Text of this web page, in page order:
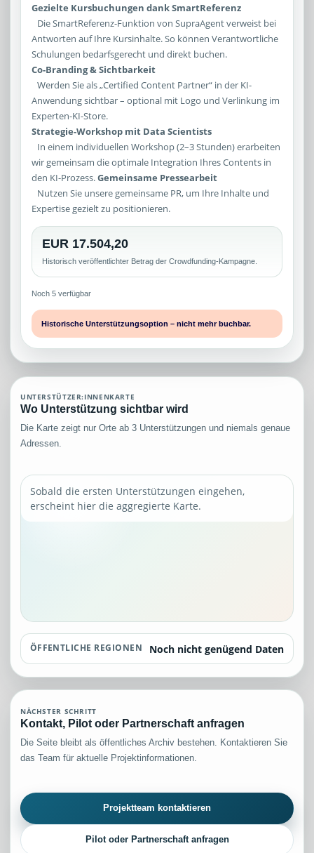
Gezielte Kursbuchungen dank SmartReferenz
Die SmartReferenz-Funktion von SupraAgent verweist bei
Antworten auf Ihre Kursinhalte. So können Verantwortliche
Schulungen bedarfsgerecht und direkt buchen.
Co-Branding & Sichtbarkeit
Werden Sie als „Certified Content Partner“ in der KI-
Anwendung sichtbar – optional mit Logo und Verlinkung im
Experten-KI-Store.
Strategie-Workshop mit Data Scientists
In einem individuellen Workshop (2–3 Stunden) erarbeiten
wir gemeinsam die optimale Integration Ihres Contents in
den KI-Prozess.Gemeinsame Pressearbeit
Nutzen Sie unsere gemeinsame PR, um Ihre Inhalte und
Expertise gezielt zu positionieren.
EUR 17.504,20
Historisch veröffentlichter Betrag der Crowdfunding-Kampagne.
Noch 5 verfügbar
Historische Unterstützungsoption – nicht mehr buchbar.
UNTERSTÜTZER:INNENKARTE
Wo Unterstützung sichtbar wird
Die Karte zeigt nur Orte ab 3 Unterstützungen und niemals genaue
Adressen.
Sobald die ersten Unterstützungen eingehen,
erscheint hier die aggregierte Karte.
ÖFFENTLICHE REGIONEN Noch nicht genügend Daten
NÄCHSTER SCHRITT
Kontakt, Pilot oder Partnerschaft anfragen
Die Seite bleibt als öffentliches Archiv bestehen. Kontaktieren Sie
das Team für aktuelle Projektinformationen.
Projektteam kontaktieren
Pilot oder Partnerschaft anfragen